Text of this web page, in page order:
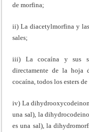
de morfina;
ii) La diacetylmorfina y las
sales;
iii) La cocaína y sus
directamente de la hoja
cocaína, todos los esters
iv) La
una sal), la
es una sal), la